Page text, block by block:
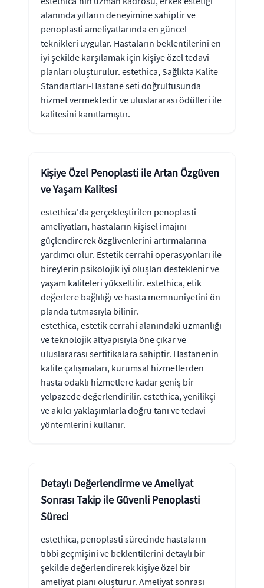
alanında yılların deneyimine sahiptir ve
penoplasti ameliyatlarında en güncel
teknikleri uygular. Hastaların beklentilerini en
iyi şekilde karşılamak için kişiye özel tedavi
planları oluşturulur. estethica, Sağlıkta Kalite
Standartları-Hastane seti doğrultusunda
hizmet vermektedir ve uluslararası ödülleri ile
kalitesini kanıtlamıştır.
Kişiye Özel Penoplasti ile Artan Özgüven
ve Yaşam Kalitesi
estethica'da gerçekleştirilen penoplasti
ameliyatları, hastaların kişisel imajını
güçlendirerek özgüvenlerini artırmalarına
yardımcı olur. Estetik cerrahi operasyonları ile
bireylerin psikolojik iyi oluşları desteklenir ve
yaşam kaliteleri yükseltilir. estethica, etik
değerlere bağlılığı ve hasta memnuniyetini ön
planda tutmasıyla bilinir.
estethica, estetik cerrahi alanındaki uzmanlığı
ve teknolojik altyapısıyla öne çıkar ve
uluslararası sertifikalara sahiptir. Hastanenin
kalite çalışmaları, kurumsal hizmetlerden
hasta odaklı hizmetlere kadar geniş bir
yelpazede değerlendirilir. estethica, yenilikçi
ve akılcı yaklaşımlarla doğru tanı ve tedavi
yöntemlerini kullanır.
Detaylı Değerlendirme ve Ameliyat
Sonrası Takip ile Güvenli Penoplasti
Süreci
estethica, penoplasti sürecinde hastaların
tıbbi geçmişini ve beklentilerini detaylı bir
şekilde değerlendirerek kişiye özel bir
ameliyat planı oluşturur. Ameliyat sonrası